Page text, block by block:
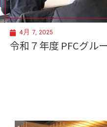
4月 7, 2025
令和７年度 PFCグル